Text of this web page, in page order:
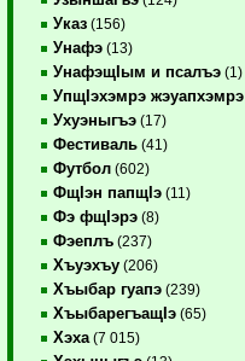
Указ (156)
Унафэ (13)
УнафэщIым и псалъэ (1)
УпщIэхэмрэ жэуапхэмрэ
Ухуэныгъэ (17)
Фестиваль (41)
Футбол (602)
ФщIэн папщIэ (11)
Фэ фщIэрэ (8)
Фэеплъ (237)
Хъуэхъу (206)
Хъыбар гуапэ (239)
ХъыбарегъащIэ (65)
Хэха (7 015)